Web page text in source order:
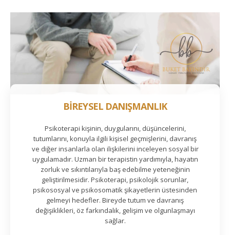
BİREYSEL DANIŞMANLIK
Psikoterapi kişinin, duygularını, düşüncelerini,
tutumlarını, konuyla ilgili kişisel geçmişlerini, davranış
ve diğer insanlarla olan ilişkilerini inceleyen sosyal bir
uygulamadır. Uzman bir terapistin yardımıyla, hayatın
zorluk ve sıkıntılarıyla baş edebilme yeteneğinin
geliştirilmesidir. Psikoterapi, psikolojik sorunlar,
psikososyal ve psikosomatik şikayetlerin üstesinden
gelmeyi hedefler. Bireyde tutum ve davranış
değişiklikleri, öz farkındalık, gelişim ve olgunlaşmayı
sağlar.